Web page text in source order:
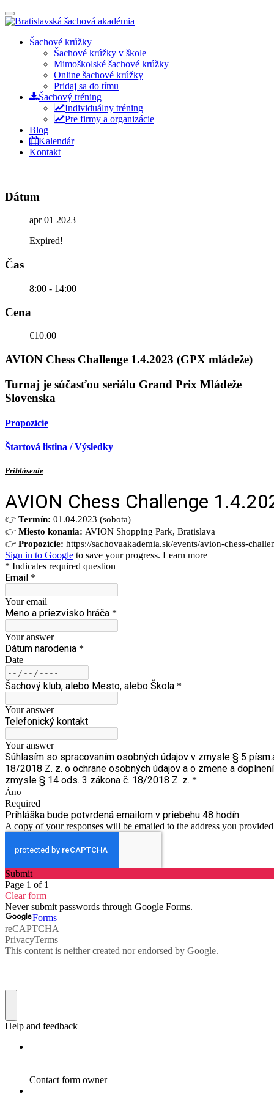
Prepínateľná
navigácia
Prejsť
Šachové krúžky
Šachové krúžky v škole
Mimoškolské šachové krúžky
Online šachové krúžky
Pridaj sa do tímu
Šachový tréning
Individuálny tréning
Pre firmy a organizácie
Blog
Kalendár
Kontakt
Dátum
apr 01 2023
Expired!
Čas
8:00 - 14:00
Cena
€10.00
AVION Chess Challenge 1.4.2023 (GPX mládeže)
Turnaj je súčasťou seriálu Grand Prix Mládeže
Slovenska
Propozície
Štartová listina / Výsledky
Prihlásenie